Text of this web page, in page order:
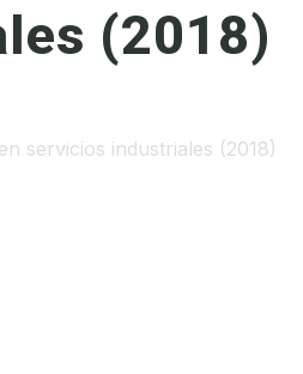
(2018)
servicios industriales (2018)